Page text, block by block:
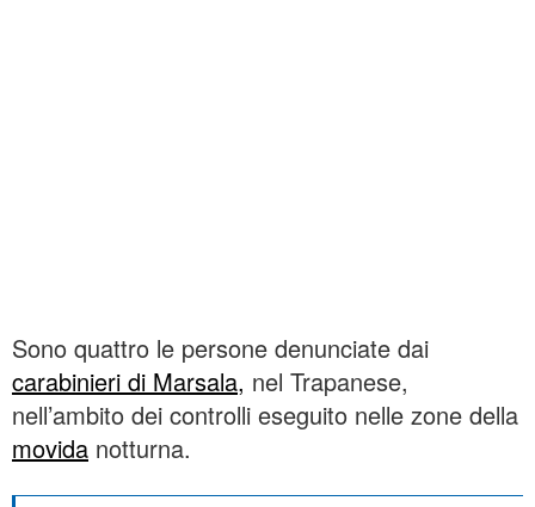
Sono quattro le persone denunciate dai
carabinieri di Marsala, nel Trapanese,
nell’ambito dei controlli eseguito nelle zone della
movida notturna.